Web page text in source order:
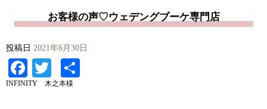
お客様の声♡ウェデングブーケ専門店
投稿日 2021年6月30日
Facebook
Twitter
INFINITY 木之本様